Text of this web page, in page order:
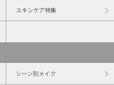
スキンケア特集
シーン別メイク